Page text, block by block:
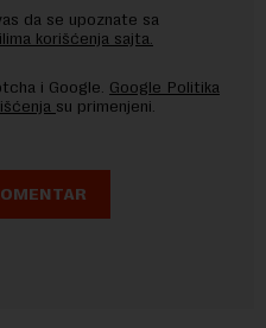
da se upoznate sa
korišćenja sajta.
i Google. Google Politika
su primenjeni.